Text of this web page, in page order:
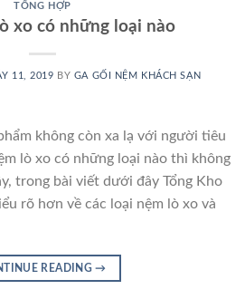
TỔNG HỢP
xo có những loại nào
11, 2019 BY GA GỐI NỆM KHÁCH SẠN
không còn xa lạ với người tiêu
lò xo có những loại nào thì không
trong bài viết dưới đây Tổng Kho
rõ hơn về các loại nệm lò xo và
READING→